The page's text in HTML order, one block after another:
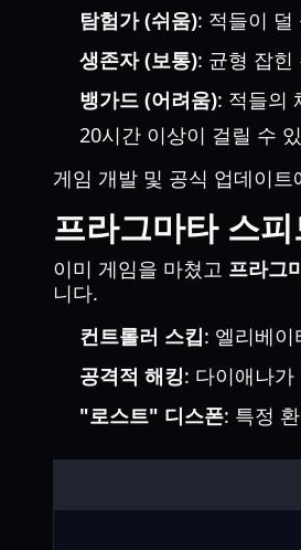
탐험가 (쉬움): 적들이 덜
생존자 (보통): 균형 잡힌
뱅가드 (어려움): 적들의
20시간 이상이 걸릴 수
게임 개발 및 공식 업데이
프라그마타 스
이미 게임을 마쳤고 프라그
니다.
컨트롤러 스킵: 엘리베
공격적 해킹: 다이애나
"로스트" 디스폰: 특정